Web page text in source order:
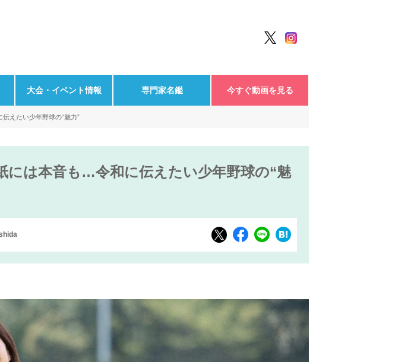
大会・イベント情報 専門家名鑑 今すぐ動画を見る
えたい少年野球の“魅力”
は本音も…令和に伝えたい少年野球の“魅